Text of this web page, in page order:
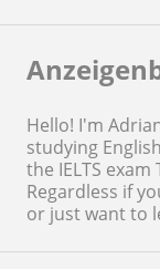
Hello! I'm
studying
the IELTS exam
Regardless if
or just want to